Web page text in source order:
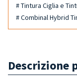
# Tintura Ciglia e
# Combinal Hybrid
Descrizione